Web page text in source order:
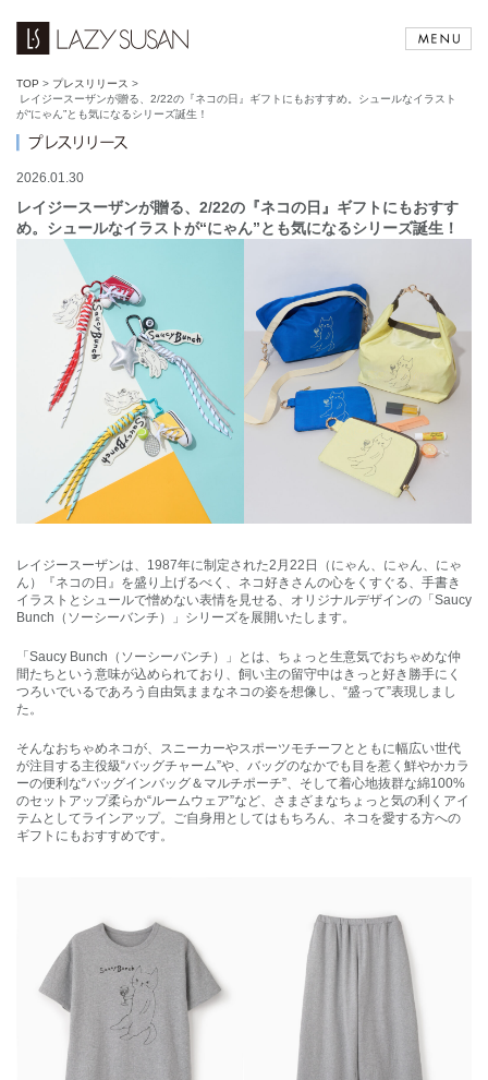
TOP > プレスリリース >
レイジースーザンが贈る、2/22の『ネコの日』ギフトにもおすすめ。シュールなイラスト
が“にゃん”とも気になるシリーズ誕生！
2026.01.30
レイジースーザンが贈る、2/22の『ネコの日』ギフトにもおすす
め。シュールなイラストが“にゃん”とも気になるシリーズ誕生！
レイジースーザンは、1987年に制定された2月22日（にゃん、にゃん、にゃ
ん）『ネコの日』を盛り上げるべく、ネコ好きさんの心をくすぐる、手書き
イラストとシュールで憎めない表情を見せる、オリジナルデザインの「Saucy
Bunch（ソーシーバンチ）」シリーズを展開いたします。
「Saucy Bunch（ソーシーバンチ）」とは、ちょっと生意気でおちゃめな仲
間たちという意味が込められており、飼い主の留守中はきっと好き勝手にく
つろいでいるであろう自由気ままなネコの姿を想像し、“盛って”表現しまし
た。
そんなおちゃめネコが、スニーカーやスポーツモチーフとともに幅広い世代
が注目する主役級“バッグチャーム”や、バッグのなかでも目を惹く鮮やかカラ
ーの便利な“バッグインバッグ＆マルチポーチ”、そして着心地抜群な綿100%
のセットアップ柔らか“ルームウェア”など、さまざまなちょっと気の利くアイ
テムとしてラインアップ。ご自身用としてはもちろん、ネコを愛する方への
ギフトにもおすすめです。